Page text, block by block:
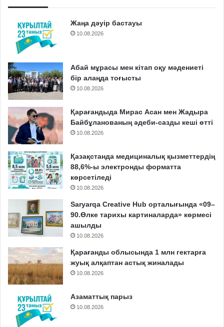
Жаңа дәуір бастауы
10.08.2026
Абай мұрасы мен кітап оқу мәдениеті
бір алаңда тоғысты
10.08.2026
Қарағандыда Мирас Асан мен Жадыра
Байбұланованың әдеби-сазды кеші өтті
10.08.2026
Қазақстанда медициналық қызметтердің
88,6%-ы электронды форматта
көрсетіледі
10.08.2026
Saryarqa Creative Hub орталығында «09–
90.Өлке тарихы картиналарда» көрмесі
ашылды
10.08.2026
Қарағанды облысында 1 млн гектарға
жуық алқаптан астық жиналады
10.08.2026
Азаматтық парыз
10.08.2026